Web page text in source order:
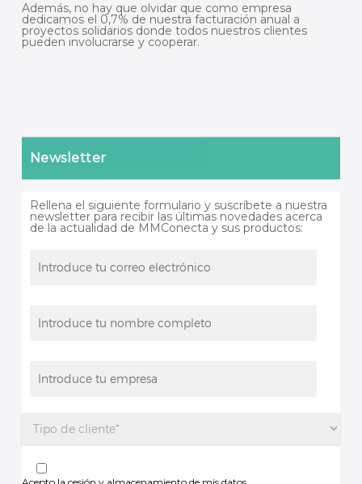
Además, no hay que olvidar que como empresa
dedicamos el 0,7% de nuestra facturación anual a
proyectos solidarios donde todos nuestros clientes
pueden involucrarse y cooperar.
Newsletter
Rellena el siguiente formulario y suscríbete a nuestra
newsletter para recibir las últimas novedades acerca
de la actualidad de MMConecta y sus productos: